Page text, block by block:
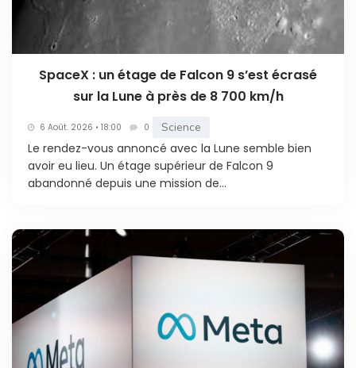
SpaceX : un étage de Falcon 9 s’est écrasé
sur la Lune à près de 8 700 km/h
6 Août. 2026 • 18:00 0 Science
Le rendez-vous annoncé avec la Lune semble bien
avoir eu lieu. Un étage supérieur de Falcon 9
abandonné depuis une mission de...